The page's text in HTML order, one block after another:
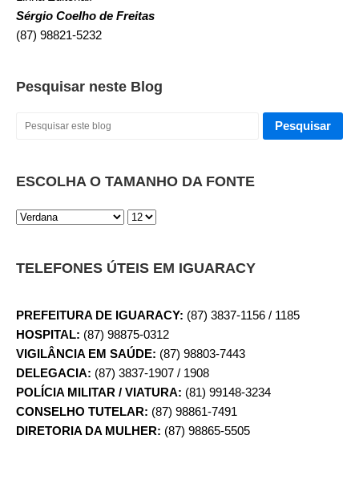
Sérgio Coelho de Freitas
(87) 98821-5232
Pesquisar neste Blog
ESCOLHA O TAMANHO DA FONTE
TELEFONES ÚTEIS EM IGUARACY
PREFEITURA DE IGUARACY: (87) 3837-1156 / 1185
HOSPITAL: (87) 98875-0312
VIGILÂNCIA EM SAÚDE: (87) 98803-7443
DELEGACIA: (87) 3837-1907 / 1908
POLÍCIA MILITAR / VIATURA: (81) 99148-3234
CONSELHO TUTELAR: (87) 98861-7491
DIRETORIA DA MULHER: (87) 98865-5505